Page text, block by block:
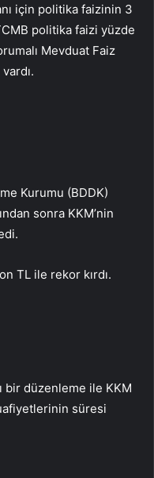
için politika faizinin 3
politika faizi yüzde
Mevduat Faiz
Kurumu (BDDK)
sonra KKM’nin
TL ile rekor kırdı.
bir düzenleme ile KKM
süresi